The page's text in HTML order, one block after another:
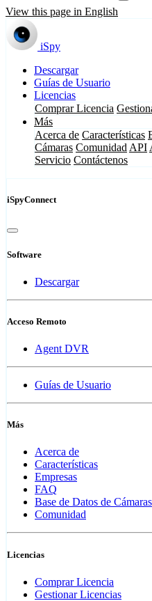
View this page in English
iSpy
Descargar
Guías de Usuario
Licencias
Comprar Licencia
Más
Acerca de Características
Cámaras Comunidad API
Servicio Contáctenos
iSpyConnect
Software
Descargar
Acceso Remoto
Agent DVR
Guías de Usuario
Más
Acerca de
Características
Empresas
FAQ
Base de Datos de Cámaras
Comunidad
Licencias
Comprar Licencia
Gestionar Licencias